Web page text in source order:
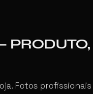
Fotos